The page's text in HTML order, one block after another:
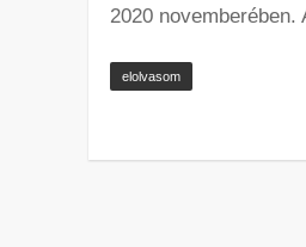
2020
elolvasom